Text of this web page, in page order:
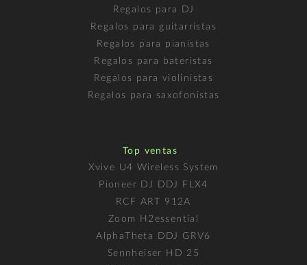
Regalos para DJ
Regalos para guitarristas
Regalos para pianistas
Regalos para bateristas
Regalos para violinistas
Regalos para saxofonistas
Top ventas
Xvive U4 Wireless System
Pioneer DJ DDJ FLX4
RCF ART 912A
Zoom H2essential
AlphaTheta DDJ GRV6
Sennheiser HD 25